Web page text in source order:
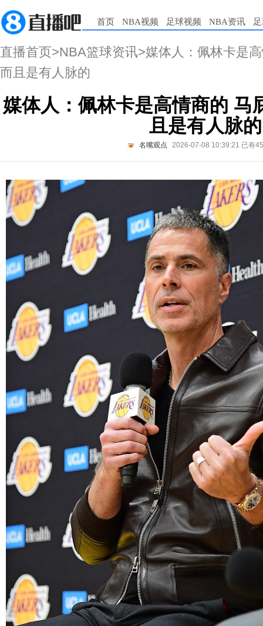
首页 NBA视频 足球视频 NBA资讯
直播首页>NBA篮球资讯>媒体人：佩林卡是
而且是有人脉的
媒体人：佩林卡是高情商的 马
且是有人脉的
名嘴观点 2026-07-08 10:39:21 已有